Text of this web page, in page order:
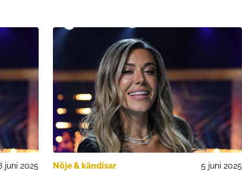
juni 2025 Nöje & kändisar 5 juni 2025